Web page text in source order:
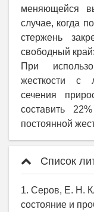
меняющейся
случае, когда
стержень
свободный
При
жесткости c
сечения
составить
постоянной
Список
1. Серов, Е. Н.
состояние и